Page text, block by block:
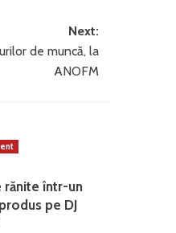
Next:
de muncă, la
ANOFM
rănite într-un
pe DJ